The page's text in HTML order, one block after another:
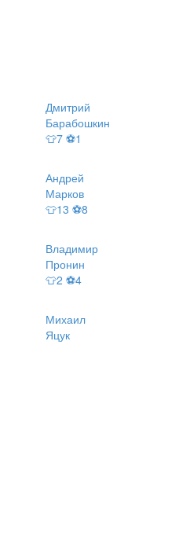
Дмитрий
Барабошкин
👕7 ⚽1
Андрей
Марков
👕13 ⚽8
Владимир
Пронин
👕2 ⚽4
Михаил
Яцук